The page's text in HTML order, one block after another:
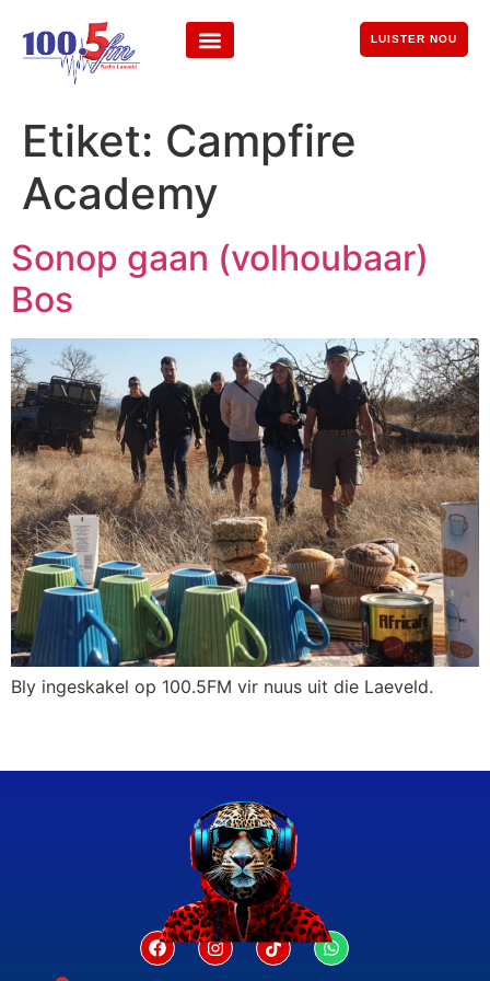
LUISTER NOU
Etiket: Campfire
Academy
Sonop gaan (volhoubaar)
Bos
Bly ingeskakel op 100.5FM vir nuus uit die Laeveld.